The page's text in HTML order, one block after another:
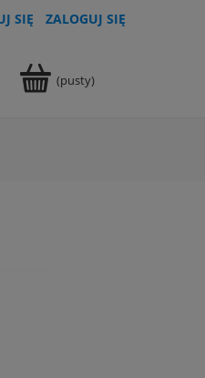
SIĘ ZALOGUJ SIĘ
(pusty)